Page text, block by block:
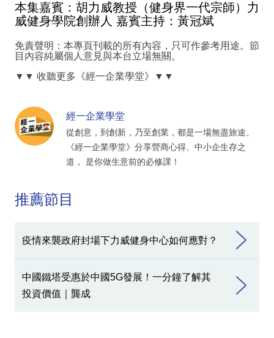
本集嘉賓：胡力威教授（健身界一代宗師）力
威健身學院創辦人 嘉賓主持：黃冠斌
免責聲明：本專頁刊載的所有內容，只可作參考用途。節
目內容純屬個人意見與本台立場無關。
▼▼ 收聽更多《經一企業學堂》▼▼
經一企業學堂
從創意，到創新，乃至創業，都是一場無盡旅途。
《經一企業學堂》分享營商心得、中小企生存之
道， 是你做生意前的必修課！
推薦節目
疫情來襲政府封場下力威健身中心如何應對？
中國鐵塔受惠於中國5G發展！一分鐘了解其
投資價值｜龔成